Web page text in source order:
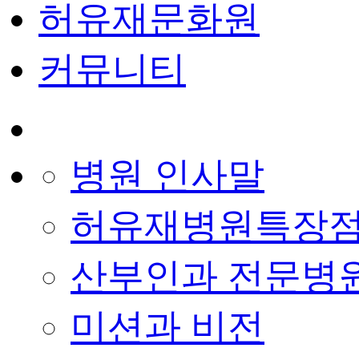
허유재문화원
커뮤니티
병원 인사말
허유재병원특장
산부인과 전문병
미션과 비전